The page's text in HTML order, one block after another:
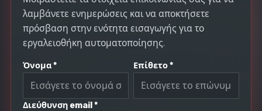
λαμβάνετε ενημερώσεις και να αποκτήσετε
πρόσβαση στην ενότητα εισαγωγής για το
εργαλειοθήκη αυτοματοποίησης.
Όνομα * Επίθετο *
Διεύθυνση email *